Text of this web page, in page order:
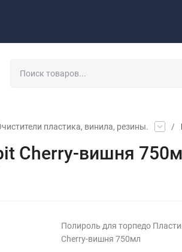
пластика, винила, резины. /
Cherry-вишня
Полироль для торпедо
Cherry-вишня 750мл